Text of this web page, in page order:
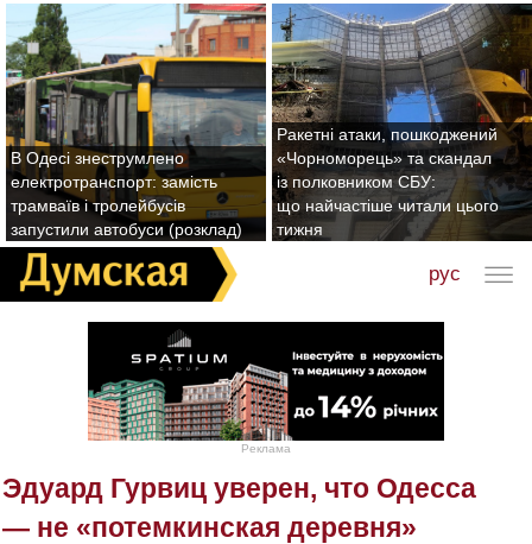
В Одесі знеструмлено
електротранспорт: замість
трамваїв і тролейбусів
запустили автобуси (розклад)
Ракетні атаки, пошкоджений
«Чорноморець» та скандал
із полковником СБУ:
що найчастіше читали цього
тижня
рус
Реклама
Эдуард Гурвиц уверен, что Одесса
— не «потемкинская деревня»